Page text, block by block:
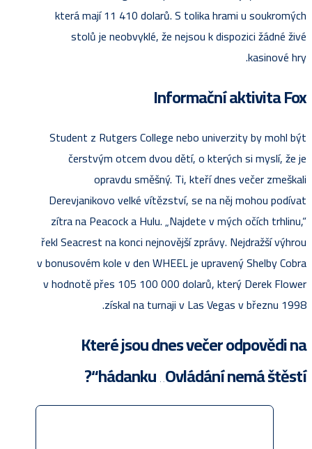
která mají 11 410 dolarů. S tolika hrami u soukromých
stolů je neobvyklé, že nejsou k dispozici žádné živé
kasinové hry.
Informační aktivita Fox
Student z Rutgers College nebo univerzity by mohl být
čerstvým otcem dvou dětí, o kterých si myslí, že je
opravdu směšný. Ti, kteří dnes večer zmeškali
Derevjanikovo velké vítězství, se na něj mohou podívat
zítra na Peacock a Hulu. „Najdete v mých očích trhlinu,“
řekl Seacrest na konci nejnovější zprávy. Nejdražší výhrou
v bonusovém kole v den WHEEL je upravený Shelby Cobra
v hodnotě přes 105 100 000 dolarů, který Derek Flower
získal na turnaji v Las Vegas v březnu 1998.
Které jsou dnes večer odpovědi na
hádanku „Ovládání nemá štěstí“?